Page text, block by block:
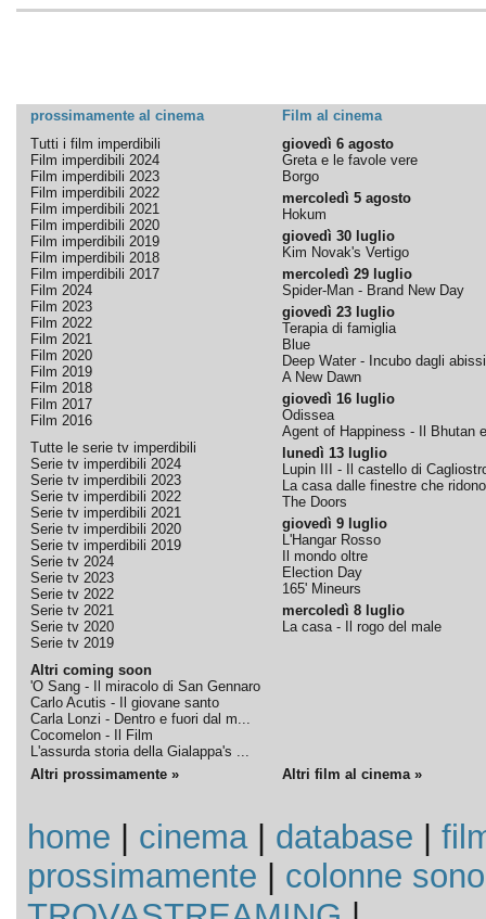
prossimamente al cinema
Film al cinema
Tutti i film imperdibili
Film imperdibili 2024
Film imperdibili 2023
Film imperdibili 2022
Film imperdibili 2021
Film imperdibili 2020
Film imperdibili 2019
Film imperdibili 2018
Film imperdibili 2017
Film 2024
Film 2023
Film 2022
Film 2021
Film 2020
Film 2019
Film 2018
Film 2017
Film 2016
Tutte le serie tv imperdibili
Serie tv imperdibili 2024
Serie tv imperdibili 2023
Serie tv imperdibili 2022
Serie tv imperdibili 2021
Serie tv imperdibili 2020
Serie tv imperdibili 2019
Serie tv 2024
Serie tv 2023
Serie tv 2022
Serie tv 2021
Serie tv 2020
Serie tv 2019
Altri coming soon
'O Sang - Il miracolo di San Gennaro
Carlo Acutis - Il giovane santo
Carla Lonzi - Dentro e fuori dal m...
Cocomelon - Il Film
L'assurda storia della Gialappa's ...
giovedì 6 agosto
Greta e le favole vere
Borgo
mercoledì 5 agosto
Hokum
giovedì 30 luglio
Kim Novak's Vertigo
mercoledì 29 luglio
Spider-Man - Brand New Day
giovedì 23 luglio
Terapia di famiglia
Blue
Deep Water - Incubo dagli abissi
A New Dawn
giovedì 16 luglio
Odissea
Agent of Happiness - Il Bhutan
lunedì 13 luglio
Lupin III - Il castello di
La casa dalle finestre che ridono
The Doors
giovedì 9 luglio
L'Hangar Rosso
Il mondo oltre
Election Day
165' Mineurs
mercoledì 8 luglio
La casa - Il rogo del male
Altri prossimamente » Altri film al cinema »
home cinema| database
prossimamente
colonne